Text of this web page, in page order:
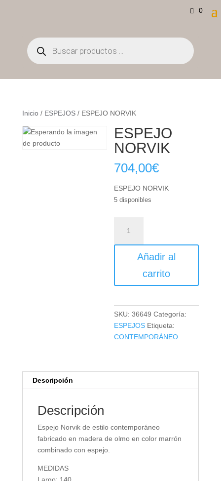
0
Búsqueda
de
productos
Inicio/ ESPEJOS/ ESPEJO NORVIK
ESPEJO
NORVIK
704,00€
ESPEJO NORVIK
5 disponibles
NORVIK
cantidad
Añadir al
carrito
SKU:36649 Categoría:
ESPEJOS Etiqueta:
CONTEMPORÁNEO
Descripción
Descripción
Espejo Norvik de estilo contemporáneo
fabricado en madera de olmo en color marrón
combinado con espejo.
MEDIDAS